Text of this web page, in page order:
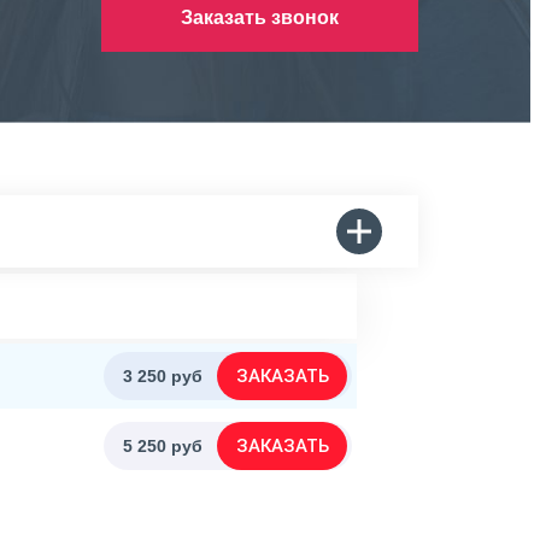
Заказать звонок
3 250 руб ЗАКАЗАТЬ
5 250 руб ЗАКАЗАТЬ